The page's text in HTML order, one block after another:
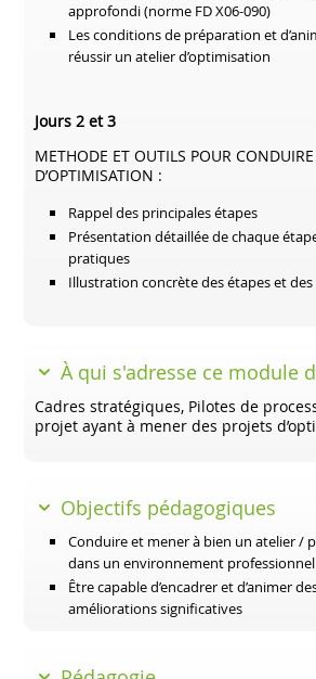
approfondi (norme FD X06-090)
Les conditions de préparation et
réussir un atelier d’optimisation
Jours 2 et 3
METHODE ET OUTILS POUR
D’OPTIMISATION :
Rappel des principales étapes
Présentation détaillée de chaque
pratiques
Illustration concrète des étapes et
À qui s'adresse ce module
Cadres stratégiques, Pilotes de
projet ayant à mener des projets
Objectifs pédagogiques
Conduire et mener à bien un atelier /
dans un environnement professionnel
Être capable d’encadrer et d’animer
améliorations significatives